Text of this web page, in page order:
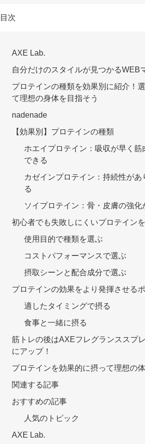
目次
AXE Lab.
自分だけのスタイルが見つかるWEB
プロテインの種類を効果別に紹介！
て理想の身体を目指そう
nadenade
【効果別】プロテインの種類
ホエイプロテイン：吸収が早く筋
できる
カゼインプロテイン：持続性が
る
ソイプロテイン：骨・皮膚の強化
初心者でも失敗しにくいプロテイン
使用目的で種類を選ぶ
コストパフォーマンスで選ぶ
摂取シーンと配合成分で選ぶ
プロテインの効果をより発揮させる
適したタイミングで摂る
食事と一緒に摂る
筋トレの後はAXEフレグランススプ
にアップ！
プロテインを効果的に摂って理想の
関連する記事
おすすめの記事
人気のトピック
AXE Lab.